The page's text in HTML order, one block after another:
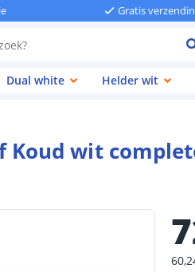
Gratis
Dual white Helder wit
wit
60,